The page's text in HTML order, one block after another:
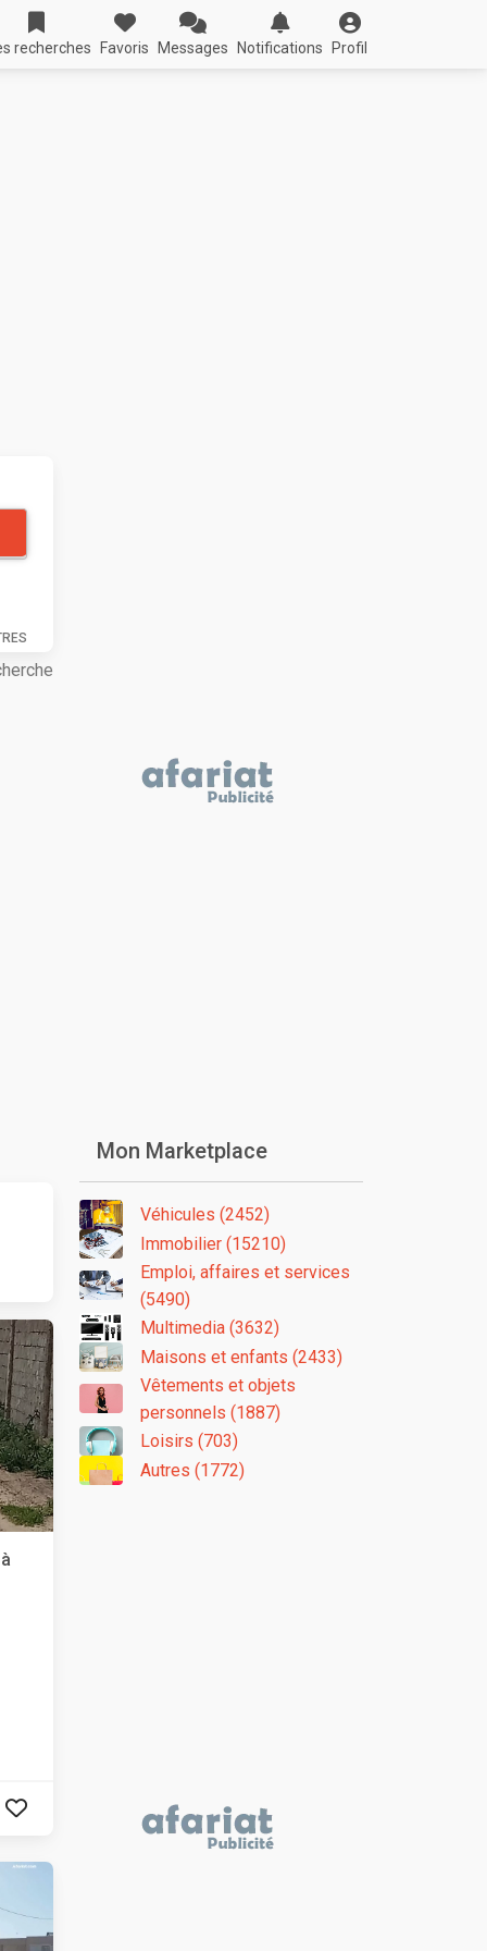
recherches Favoris Messages Notifications Profil
Mon Marketplace
Véhicules (2452)
Immobilier (15210)
Emploi, affaires et services
(5490)
Multimedia (3632)
Maisons et enfants (2433)
Vêtements et objets
personnels (1887)
Loisirs (703)
Autres (1772)